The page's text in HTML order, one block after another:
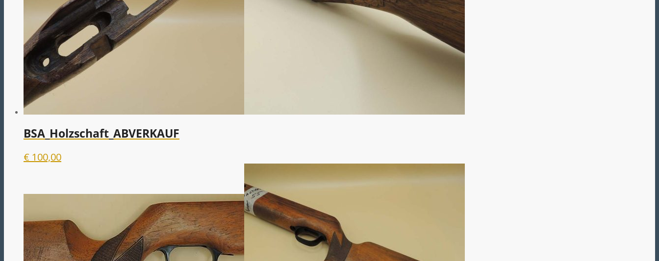
BSA_Holzschaft_ABVERKAUF
€ 100,00